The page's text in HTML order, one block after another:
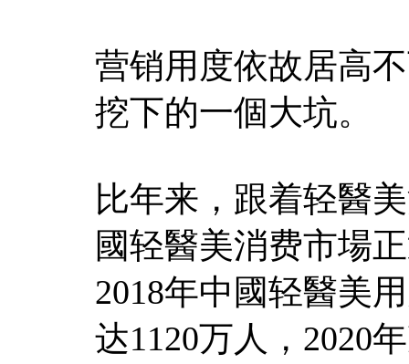
营销用度依故居高
挖下的一個大坑。
比年来，跟着轻醫
國轻醫美消费市場
2018年中國轻醫美
达1120万人，2020